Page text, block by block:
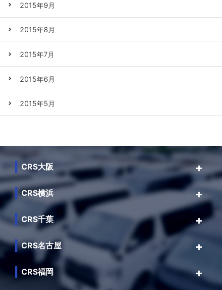
2015年9月
2015年8月
2015年7月
2015年6月
2015年5月
CRS大阪
CRS横浜
CRS千葉
CRS名古屋
CRS福岡